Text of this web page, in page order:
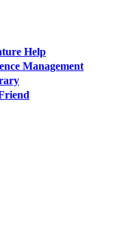
Help
Management